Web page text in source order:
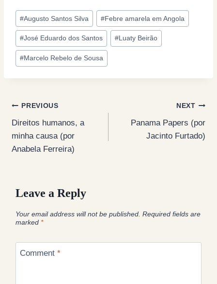
Post
Tags:
#Augusto Santos Silva #Febre amarela em Angola
#José Eduardo dos Santos #Luaty Beirão
#Marcelo Rebelo de Sousa
Post
navigation
PREVIOUS
Direitos humanos, a
minha causa (por
Anabela Ferreira)
NEXT
Panama Papers (por
Jacinto Furtado)
Leave a Reply
Your email address will not be published. Required fields are
marked *
Comment *